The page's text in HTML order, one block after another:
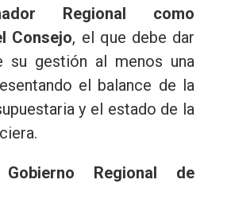
Regional como
Consejo, el que debe dar
su gestión al menos una
el balance de la
y el estado de la
Regional de